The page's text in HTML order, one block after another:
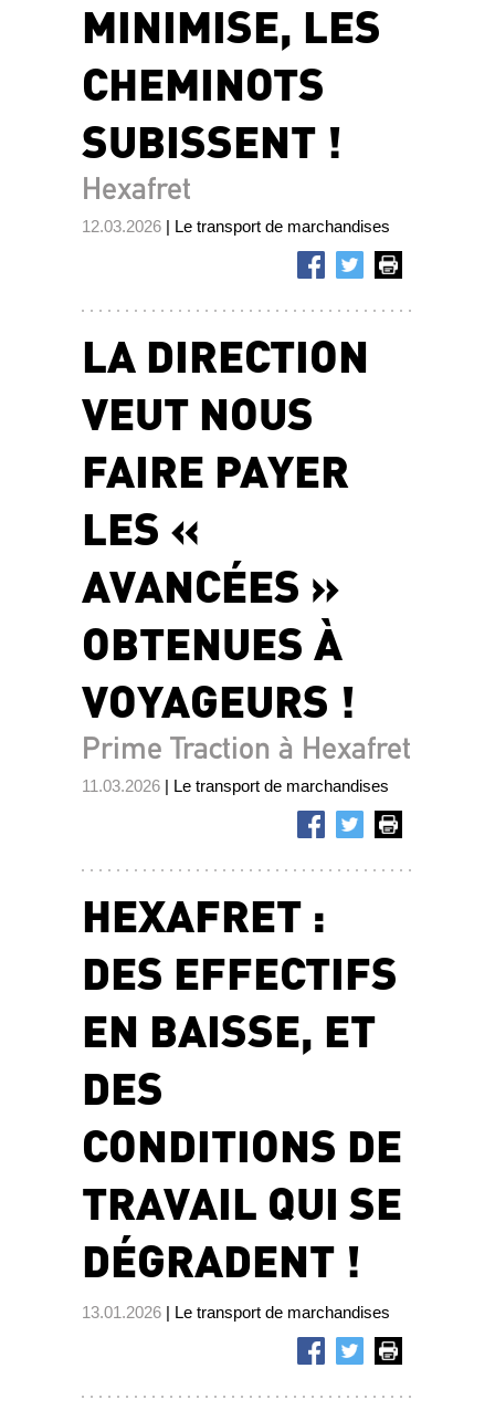
MINIMISE, LES
CHEMINOTS
SUBISSENT !
Hexafret
12.03.2026 | Le transport de marchandises
LA DIRECTION
VEUT NOUS
FAIRE PAYER
LES «
AVANCÉES »
OBTENUES À
VOYAGEURS !
Prime Traction à Hexafret
11.03.2026 | Le transport de marchandises
HEXAFRET :
DES EFFECTIFS
EN BAISSE, ET
DES
CONDITIONS DE
TRAVAIL QUI SE
DÉGRADENT !
13.01.2026 | Le transport de marchandises